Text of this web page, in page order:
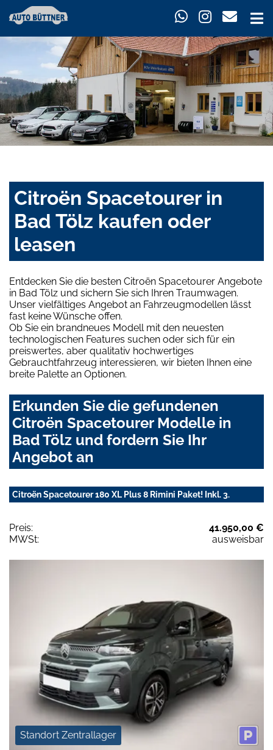
Citroën Spacetourer in
Bad Tölz kaufen oder
leasen
Entdecken Sie die besten Citroën Spacetourer Angebote
in Bad Tölz und sichern Sie sich Ihren Traumwagen.
Unser vielfältiges Angebot an Fahrzeugmodellen lässt
fast keine Wünsche offen.
Ob Sie ein brandneues Modell mit den neuesten
technologischen Features suchen oder sich für ein
preiswertes, aber qualitativ hochwertiges
Gebrauchtfahrzeug interessieren, wir bieten Ihnen eine
breite Palette an Optionen.
Erkunden Sie die gefundenen
Citroën Spacetourer Modelle in
Bad Tölz und fordern Sie Ihr
Angebot an
Citroën Spacetourer 180 XL Plus 8 Rimini Paket! Inkl. 3.
Preis:
41.950,00 €
MWSt:
ausweisbar
Standort Zentrallager